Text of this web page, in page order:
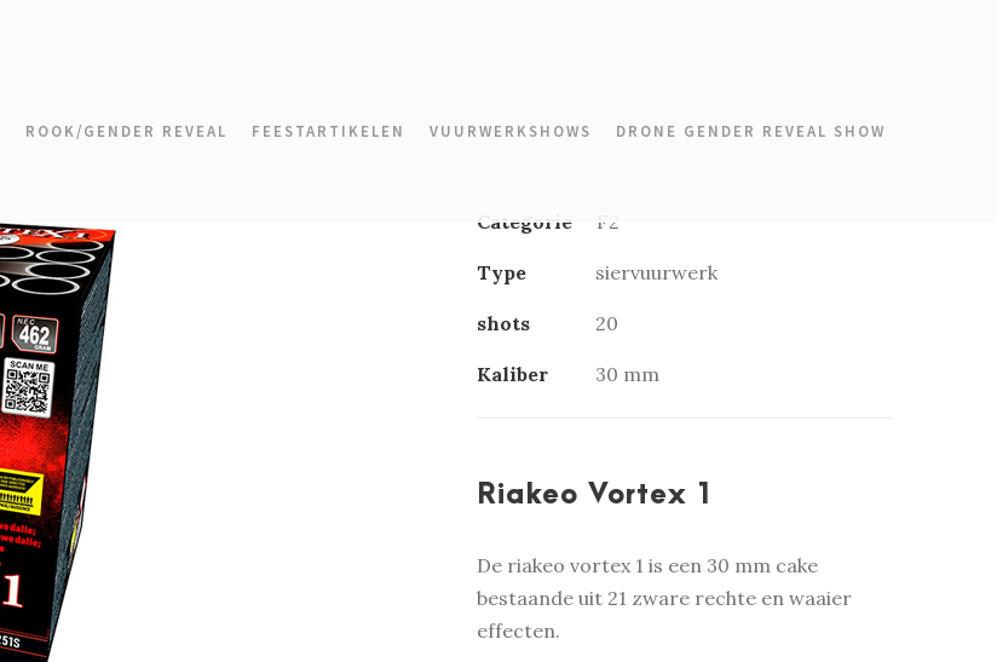
ROOK/GENDER REVEAL FEESTARTIKELEN VUURWERKSHOWS
DRONE GENDER REVEAL SHOW
Categorie F2
Type siervuurwerk
shots 20
Kaliber 30 mm
Riakeo Vortex 1
De riakeo vortex 1 is een 30 mm cake
bestaande uit 21 zware rechte en waaier
effecten.